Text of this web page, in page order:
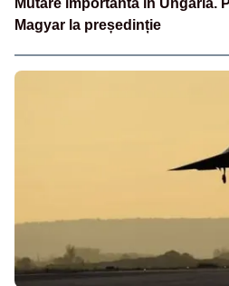
Mutare importantă în Ungaria.
Magyar la președinție